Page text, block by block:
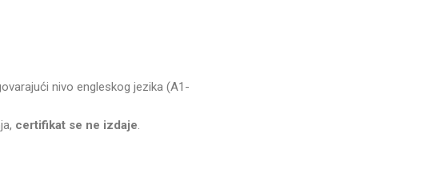
nivo engleskog jezika (A1-
certifikat se ne izdaje.